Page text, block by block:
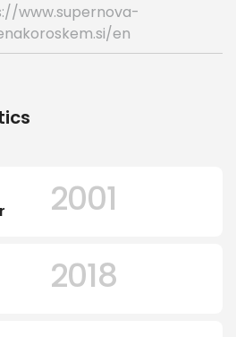
www.supernova-
en
2001
2018